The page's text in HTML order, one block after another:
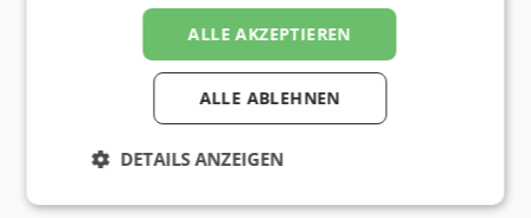
ALLE AKZEPTIEREN
ALLE ABLEHNEN
DETAILS ANZEIGEN